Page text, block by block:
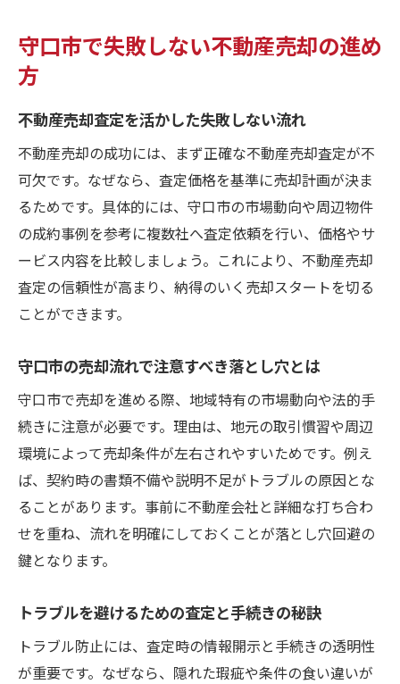
守口市で失敗しない不動産売却の進め
方
不動産売却査定を活かした失敗しない流れ
不動産売却の成功には、まず正確な不動産売却査定が不
可欠です。なぜなら、査定価格を基準に売却計画が決ま
るためです。具体的には、守口市の市場動向や周辺物件
の成約事例を参考に複数社へ査定依頼を行い、価格やサ
ービス内容を比較しましょう。これにより、不動産売却
査定の信頼性が高まり、納得のいく売却スタートを切る
ことができます。
守口市の売却流れで注意すべき落とし穴とは
守口市で売却を進める際、地域特有の市場動向や法的手
続きに注意が必要です。理由は、地元の取引慣習や周辺
環境によって売却条件が左右されやすいためです。例え
ば、契約時の書類不備や説明不足がトラブルの原因とな
ることがあります。事前に不動産会社と詳細な打ち合わ
せを重ね、流れを明確にしておくことが落とし穴回避の
鍵となります。
トラブルを避けるための査定と手続きの秘訣
トラブル防止には、査定時の情報開示と手続きの透明性
が重要です。なぜなら、隠れた瑕疵や条件の食い違いが